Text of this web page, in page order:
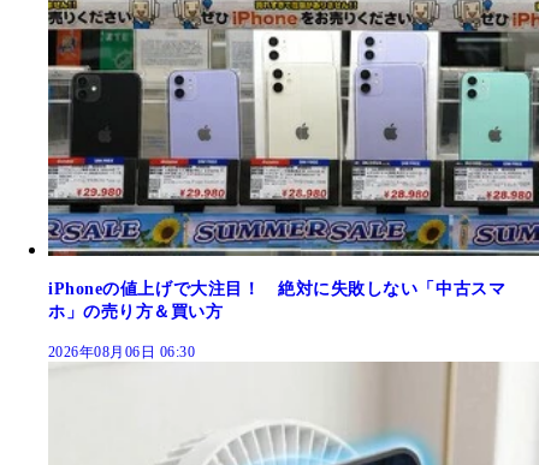
iPhoneの値上げで大注目！ 絶対に失敗しない「中古スマ
ホ」の売り方＆買い方
2026年08月06日 06:30